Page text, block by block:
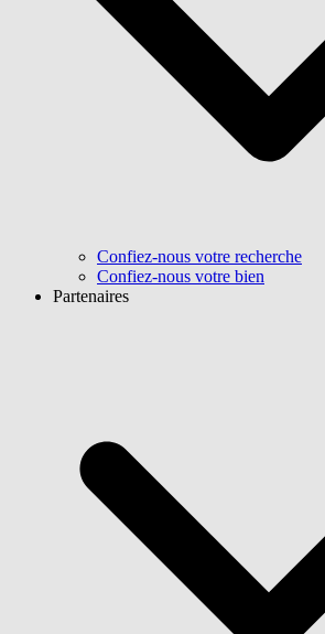
Confiez-nous votre recherche
Confiez-nous votre bien
Partenaires